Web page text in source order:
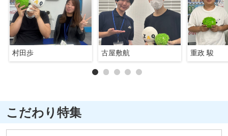
村田歩 古屋敷航 重政 駿
こだわり特集